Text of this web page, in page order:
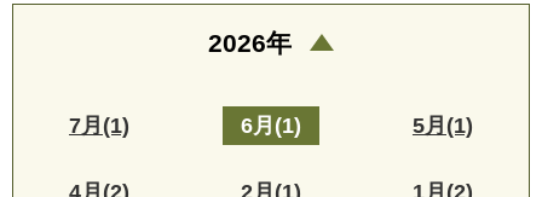
2026年
7月(1) 6月(1) 5月(1)
4月(2) 2月(1) 1月(2)